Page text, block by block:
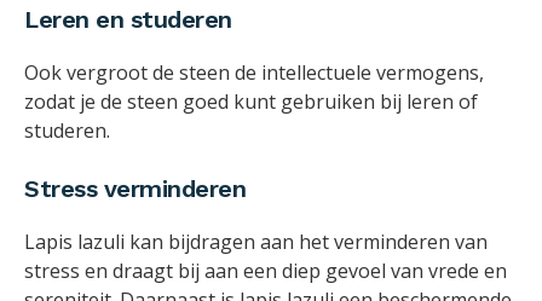
Leren en studeren
Ook vergroot de steen de intellectuele vermogens,
zodat je de steen goed kunt gebruiken bij leren of
studeren.
Stress verminderen
Lapis lazuli kan bijdragen aan het verminderen van
stress en draagt bij aan een diep gevoel van vrede en